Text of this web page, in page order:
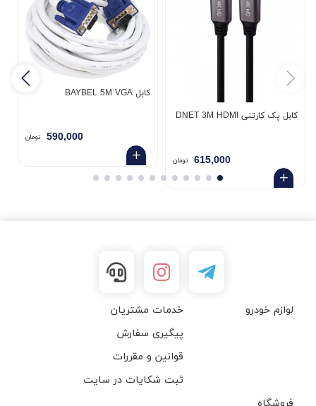
کابل پک کارتنی DNET 3M HDMI
615,000 تومان
کابل BAYBEL 5M VGA
590,000 تومان
لوازم خودرو
خدمات مشتریان
پیگیری سفارش
قوانین و مقررات
ثبت شکایات در سایت